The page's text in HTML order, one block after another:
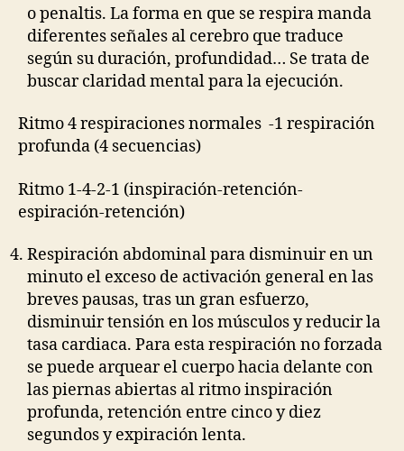
o penaltis. La forma en que se respira manda
diferentes señales al cerebro que traduce
según su duración, profundidad… Se trata de
buscar claridad mental para la ejecución.
Ritmo 4 respiraciones normales -1 respiración
profunda (4 secuencias)
Ritmo 1-4-2-1 (inspiración-retención-
espiración-retención)
Respiración abdominal para disminuir en un
minuto el exceso de activación general en las
breves pausas, tras un gran esfuerzo,
disminuir tensión en los músculos y reducir la
tasa cardiaca. Para esta respiración no forzada
se puede arquear el cuerpo hacia delante con
las piernas abiertas al ritmo inspiración
profunda, retención entre cinco y diez
segundos y expiración lenta.